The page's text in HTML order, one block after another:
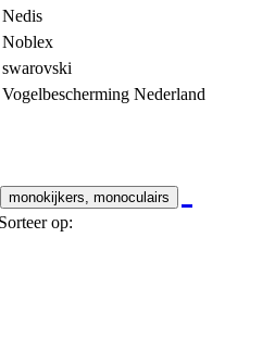
Nedis
Noblex
swarovski
Vogelbescherming Nederland
monokijkers, monoculairs
Sorteer op: